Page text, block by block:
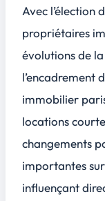
Avec l’élection
propriétaires
évolutions de
l’encadrement
immobilier
locations
changements
importantes
influençant